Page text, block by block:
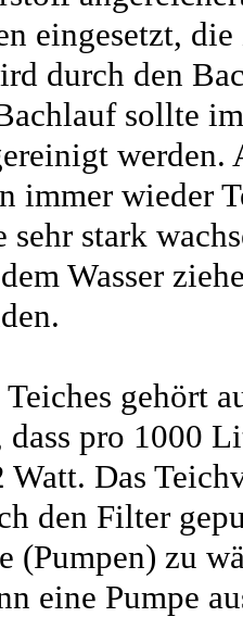
eingesetzt,
durch den
sollte
werden.
immer wieder
sehr stark
Wasser
gehört
dass pro 1000
Watt. Das
den Filter
(Pumpen) zu
eine Pumpe